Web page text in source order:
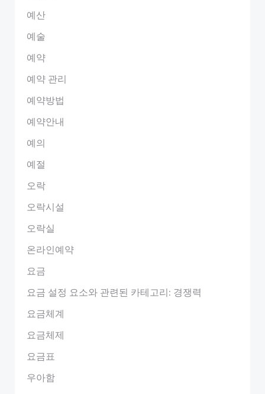
예산
예술
예약
예약 관리
예약방법
예약안내
예의
예절
오락
오락시설
오락실
온라인예약
요금
요금 설정 요소와 관련된 카테고리: 경쟁력
요금체계
요금체제
요금표
우아함